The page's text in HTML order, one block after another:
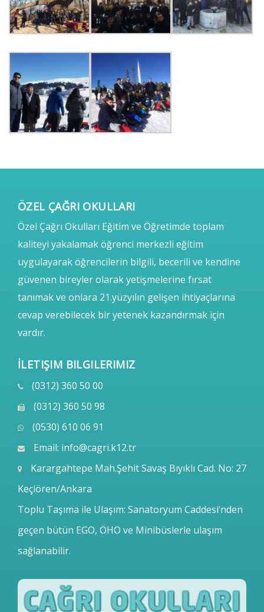
ÖZEL ÇAĞRI OKULLARI
Özel Çağrı Okulları Eğitim ve Öğretimde toplam
kaliteyi yakalamak öğrenci merkezli eğitim
uygulayarak öğrencilerin bilgili, becerili ve kendine
güvenen bireyler olarak yetişmelerine fırsat
tanımak ve onlara 21.yüzyılın gelişen ihtiyaçlarına
cevap verebilecek bir yetenek kazandırmak için
vardır.
İLETIŞIM BILGILERIMIZ
(0312) 360 50 00
(0312) 360 50 98
(0530) 610 06 91
Email: info@cagri.k12.tr
Karargahtepe Mah.Şehit Savaş Bıyıklı Cad. No: 27
Keçiören/Ankara
Toplu Taşıma ile Ulaşım: Sanatoryum Caddesi’nden
geçen bütün EGO, ÖHO ve Minibüslerle ulaşım
sağlanabilir.